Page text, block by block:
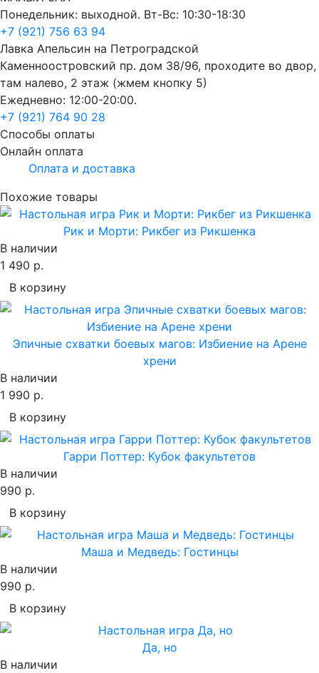
Понедельник: выходной. Вт-Вс: 10:30-18:30
+7 (921) 756 63 94
Лавка Апельсин на Петроградской
Каменноостровский пр. дом 38/96, проходите во двор,
там налево, 2 этаж (жмем кнопку 5)
Ежедневно: 12:00-20:00.
+7 (921) 764 90 28
Способы оплаты
Онлайн оплата
Оплата и доставка
Похожие товары
Рик и Морти: Рикбег из Рикшенка
В наличии
1 490 р.
В корзину
Эпичные схватки боевых магов: Избиение на Арене
хрени
В наличии
1 990 р.
В корзину
Гарри Поттер: Кубок факультетов
В наличии
990 р.
В корзину
Маша и Медведь: Гостинцы
В наличии
990 р.
В корзину
Да, но
В наличии